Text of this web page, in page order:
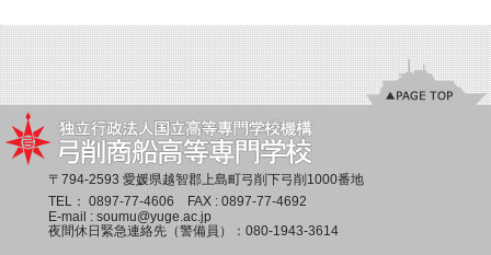
〒794-2593 愛媛県越智郡上島町弓削下弓削1000番地
TEL： 0897-77-4606 FAX : 0897-77-4692
E-mail : soumu@yuge.ac.jp
夜間休日緊急連絡先（警備員）： 080-1943-3614